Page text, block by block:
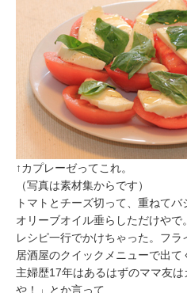
↑カプレーゼってこれ。
（写真は素材集からです）
トマトとチーズ切って、重ねてバ
オリーブオイル垂らしただけやで。
レシピ一行でかけちゃった。フ
居酒屋のクイックメニューで出て
主婦歴17年はあるはずのママ友
や！」とか言って